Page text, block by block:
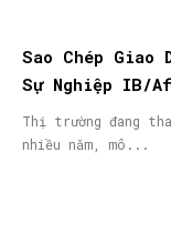
Sao Chép Giao
Sự Nghiệp IB/
Thị trường đang thay
nhiều năm, mô...